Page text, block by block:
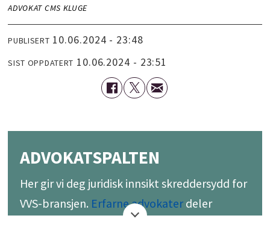
ADVOKAT CMS KLUGE
PUBLISERT 10.06.2024 - 23:48
SIST OPPDATERT 10.06.2024 - 23:51
ADVOKATSPALTEN
Her gir vi deg juridisk innsikt skreddersydd for
VVS-bransjen. Erfarne advokaterdeler